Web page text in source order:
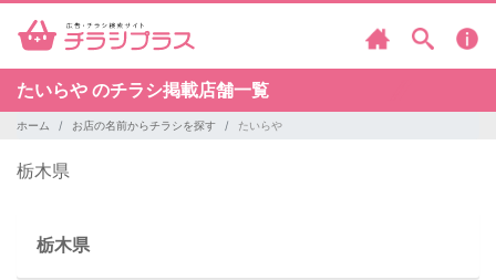
たいらや のチラシ掲載店舗一覧
ホーム お店の名前からチラシを探す たいらや
栃木県
栃木県